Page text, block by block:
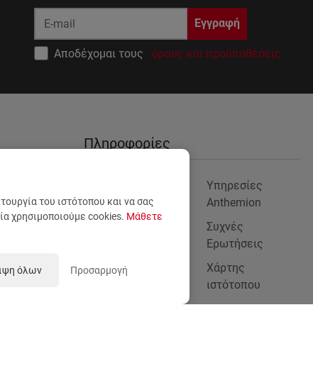
Εγγραφή
Αποδέχομαι τους όρους και προϋποθέσεις
Πληροφορίες
μας
Προσωπικά
Υπηρεσίες
Anthemion
Συχνές
Ερωτήσεις
Χάρτης
ιστότοπου
Blog
του ιστότοπου και να σας
χρησιμοποιούμε cookies. Μάθετε
όλων Προσαρμογή